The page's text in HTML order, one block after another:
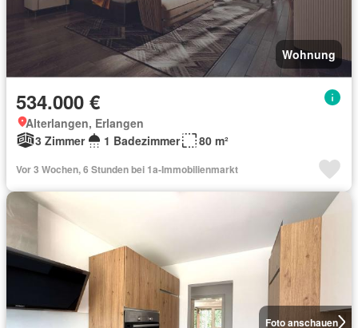
Wohnung
534.000 €
Alterlangen, Erlangen
3 Zimmer
1 Badezimmer 80 m²
Vor 3 Wochen, 6 Stunden bei 1a-Immobilienmarkt
Foto anschauen